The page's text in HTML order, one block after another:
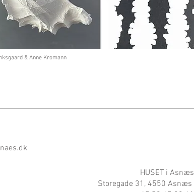
& Anne Kromann
HUSET i Asnæs
Storegade 31, 4550 Asnæs